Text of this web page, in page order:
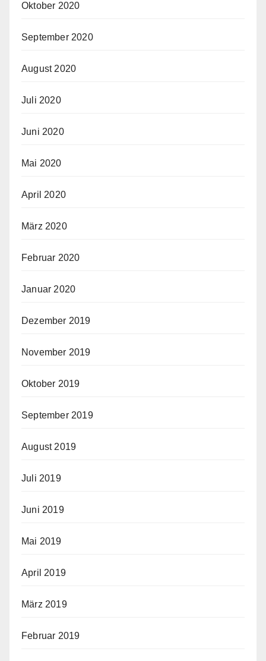
Oktober 2020
September 2020
August 2020
Juli 2020
Juni 2020
Mai 2020
April 2020
März 2020
Februar 2020
Januar 2020
Dezember 2019
November 2019
Oktober 2019
September 2019
August 2019
Juli 2019
Juni 2019
Mai 2019
April 2019
März 2019
Februar 2019